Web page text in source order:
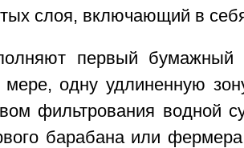
слоя, включающий в
первый
одну удлиненную
фильтрования водной
барабана или